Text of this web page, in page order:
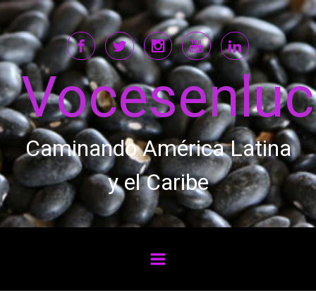
Saltar al contenido principal
Caminando América Latina
y el Caribe